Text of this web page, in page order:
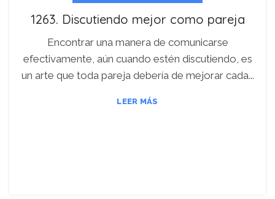
1263. Discutiendo mejor como pareja
Encontrar una manera de comunicarse
efectivamente, aún cuando estén discutiendo, es
un arte que toda pareja debería de mejorar cada...
LEER MÁS